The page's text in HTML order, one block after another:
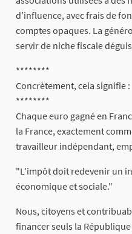
d’influence, avec frais de
comptes opaques. La
servir de niche fiscale
********
Concrètement, cela signifie :
********
Chaque euro gagné en
la France, exactement
travailleur indépendant,
"L’impôt doit redevenir un
économique et sociale."
Nous, citoyens et
financer seuls la République